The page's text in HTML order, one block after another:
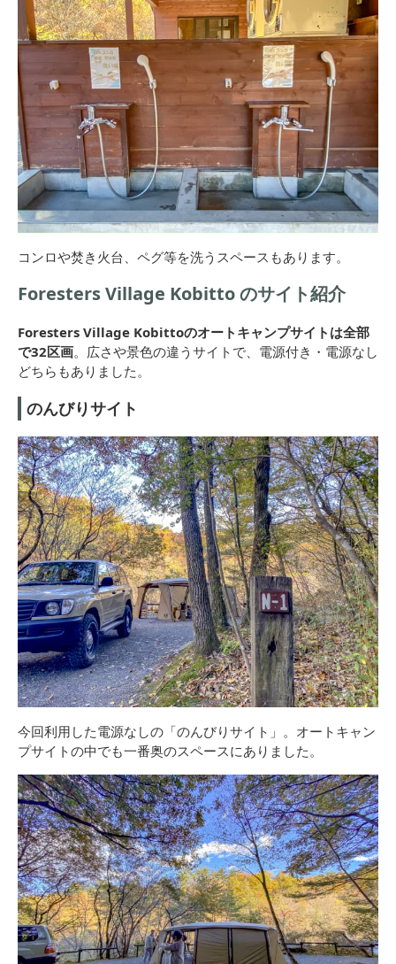
コンロや焚き火台、ペグ等を洗うスペースもあります。
Foresters Village Kobitto のサイト紹介
Foresters Village Kobittoのオートキャンプサイトは全部
で32区画。広さや景色の違うサイトで、電源付き・電源なし
どちらもありました。
のんびりサイト
今回利用した電源なしの「のんびりサイト」。オートキャン
プサイトの中でも一番奥のスペースにありました。